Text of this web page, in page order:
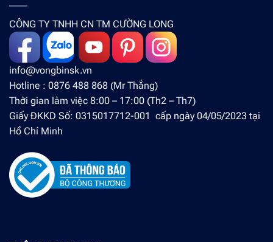
CÔNG TY TNHH CN TM CƯỜNG LONG
info@vongbinsk.vn
Hotline : 0876 488 868 (Mr Thắng)
Thời gian làm việc 8:00 – 17:00 (Th2 – Th7)
Giấy ĐKKD Số: 0315017712-001 cấp ngày 04/05/2023 tại
Hồ Chí Minh